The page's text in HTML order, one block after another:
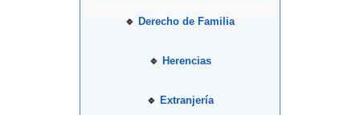
🔹Derecho de Familia
🔹 Herencias
🔹 Extranjería